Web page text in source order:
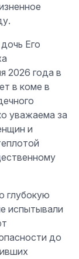
Его
2026 года в
в коме в
уважаема за
и
глубокую
испытывали
до